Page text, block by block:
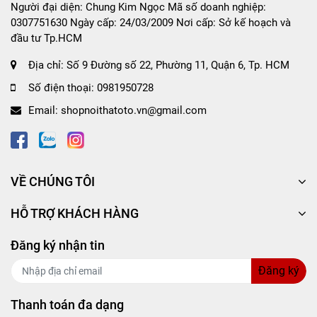
khi xoay vô lăng.
Đường chỉ may tinh tế tạo nên nét sang trọng,
Chất liệu sản phẩm mềm mại, giúp bàn tay
người lái cảm thấy thoải mái, dễ chịu nhất,
không đau nhức khi phải cầm lái suốt chặng
đường dài.
Độ co dãn, giúp ôm vừa bao tay lái, tạo sự quý
phái, sang trọng và khẳng định đẳng cấp.
gây hại đến người dùng.
dòng xe, cho khách hàng sự lựa chọn tốt nhất.
Lắp đặt sử dụng cực kỳ nhanh chóng và tiện lợi,
Người đại diện: Chung Kim Ngọc Mã số doanh nghiệp:
0307751630 Ngày cấp: 24/03/2009 Nơi cấp: Sở kế hoạch và
đầu tư Tp.HCM
Địa chỉ: Số 9 Đường số 22, Phường 11, Quận 6, Tp. HCM
Số điện thoại: 0981950728
Email: shopnoithatoto.vn@gmail.com
VỀ CHÚNG TÔI
HỖ TRỢ KHÁCH HÀNG
Đăng ký nhận tin
Đăng ký
Thanh toán đa dạng